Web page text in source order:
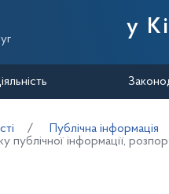
у
Публічна інформація
публічної інформації,